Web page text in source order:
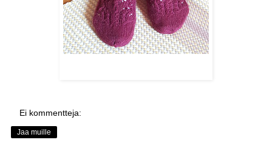
Ei kommentteja:
Jaa muille